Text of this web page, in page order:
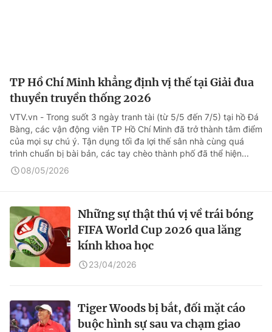
TP Hồ Chí Minh khẳng định vị thế tại Giải đua
thuyền truyền thống 2026
VTV.vn - Trong suốt 3 ngày tranh tài (từ 5/5 đến 7/5) tại hồ Đá
Bàng, các vận động viên TP Hồ Chí Minh đã trở thành tâm điểm
của mọi sự chú ý. Tận dụng tối đa lợi thế sân nhà cùng quá
trình chuẩn bị bài bản, các tay chèo thành phố đã thể hiện...
08/05/2026
Những sự thật thú vị về trái bóng
FIFA World Cup 2026 qua lăng
kính khoa học
23/04/2026
Tiger Woods bị bắt, đối mặt cáo
buộc hình sự sau va chạm giao